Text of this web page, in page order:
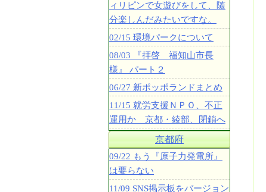
ィリピンで女遊びをして、随
分楽しんだみたいですな。
02/15 環境パークについて
08/03 『拝啓 福知山市長
様』 パート２
06/27 新ポッポランドまとめ
11/15 就労支援ＮＰＯ、不正
運用か 京都・綾部、閉鎖へ
京都府
09/22 もう『原子力発電所』
は要らない
11/09 SNS掲示板をバージョン